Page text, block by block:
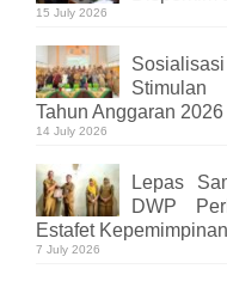
15 July 2026
Stimulan
Tahun Anggaran 2026
14 July 2026
Lepas
DWP
Estafet
7 July 2026